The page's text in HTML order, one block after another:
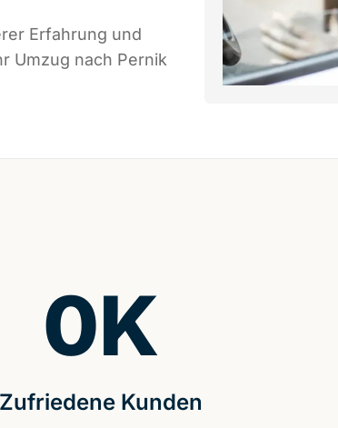
Erfahrung und
Umzug nach Pernik
Zufriedene Kunden
0K